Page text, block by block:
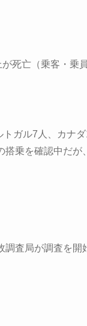
死亡（乗客・乗
ガル7人、カナ
搭乗を確認中だが
調査局が調査を